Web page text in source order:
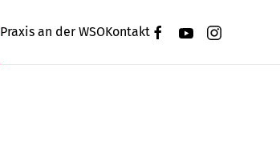
Praxis an der WSOKontakt